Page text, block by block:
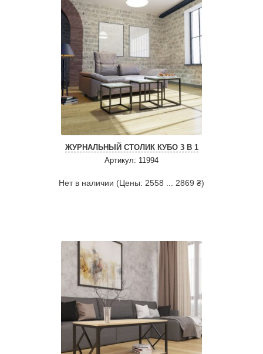
ЖУРНАЛЬНЫЙ СТОЛИК КУБО 3 В 1
Артикул: 11994
Нет в наличии (Цены: 2558 ... 2869 ₴)